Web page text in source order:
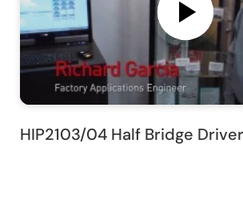
HIP2103/04 Half Bridge